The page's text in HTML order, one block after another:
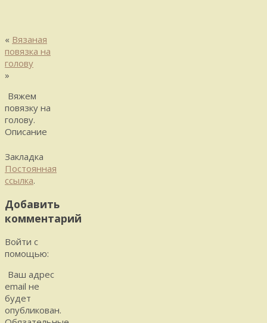
« Вязаная
повязка на
голову
»
Вяжем
повязку на
голову.
Описание
Закладка
Постоянная
ссылка.
Добавить
комментарий
Войти с
помощью:
Ваш адрес
email не
будет
опубликован.